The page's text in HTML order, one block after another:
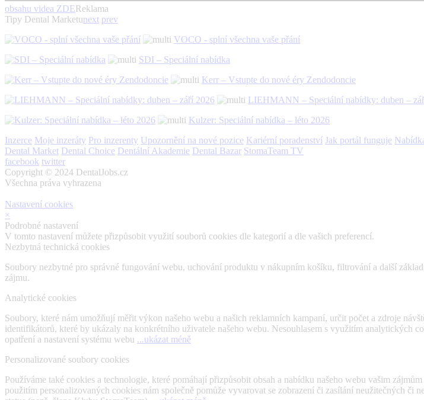
obsahu videa ZDEReklama
Tipy Dental Marketunext prev
VOCO - splní všechna vaše přání
SDI – Speciální nabídka
Kerr – Vstupte do nové éry Zendodoncie
LIEHMANN – Speciální nabídky: duben –
Kulzer: Speciální nabídka – léto 2026
Inzerce Moje inzeráty Pro inzerenty Upozornění na nové pozice Kariérní poradenství Jak portál funguje
Dental Market Dental Choice Dentální Akademie Dental Bazar StomaTeam TV
facebook twitter
Copyright © 2024 DentalJobs.cz
Všechna práva vyhrazena
Nastavení cookies
×
Podrobné nastavení
V tomto nastavení můžete přizpůsobit využití souborů cookies dle kategorií a dle vašich preferencí.
Nezbytná technická cookies
Soubory nezbytné pro správné fungování webu, uchování produktu v nákupním košíku, filtrování a další
zájmu.
Analytické cookies
Soubory, které nám umožňují měřit výkon našeho webu a našich reklamních kampaní, určit počet a zdroje
identifikátorů, které by ukázaly na konkrétního uživatele našeho webu. Nesouhlasem s využitím analytických
opatření a nastavení systému webu ...ukázat méně
Personalizované soubory cookies
Používáme také cookies a technologie, které pomáhají přizpůsobit obsah a nabídku našeho webu vašim
použitím personalizovaných cookies nám společně pomůže vyvarovat se zobrazení či zasílání neužitečných